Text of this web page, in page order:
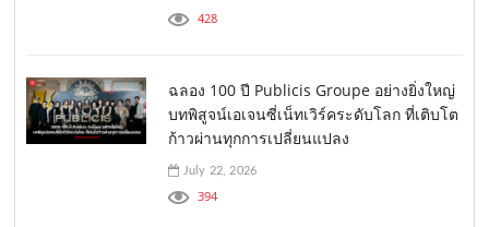
428
ฉลอง 100 ปี Publicis Groupe อย่างยิ่งใหญ่
บทพิสูจน์เอเจนซี่เน็ทเวิร์คระดับโลก ที่เติบโต
ก้าวผ่านทุกการเปลี่ยนแปลง
July 22, 2026
394